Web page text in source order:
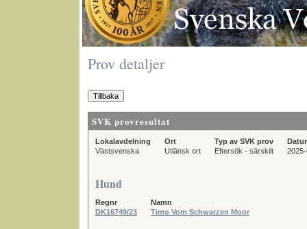
Prov detaljer
SVK provresultat
Lokalavdelning
Västsvenska
Ort
Utlänsk ort
Typ av SVK prov
Eftersök - särskilt
Hund
Regnr
DK16749/23
Namn
Timo Vom Schwarzen Moor